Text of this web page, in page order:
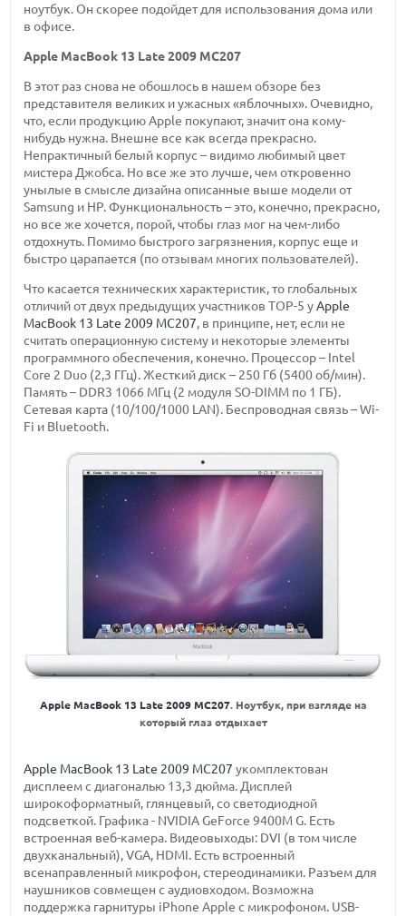
ноутбук. Он скорее подойдет для использования дома или
в офисе.
Apple MacBook 13 Late 2009 MC207
В этот раз снова не обошлось в нашем обзоре без
представителя великих и ужасных «яблочных». Очевидно,
что, если продукцию Apple покупают, значит она кому-
нибудь нужна. Внешне все как всегда прекрасно.
Непрактичный белый корпус – видимо любимый цвет
мистера Джобса. Но все же это лучше, чем откровенно
унылые в смысле дизайна описанные выше модели от
Samsung и HP. Функциональность – это, конечно, прекрасно,
но все же хочется, порой, чтобы глаз мог на чем-либо
отдохнуть. Помимо быстрого загрязнения, корпус еще и
быстро царапается (по отзывам многих пользователей).
Что касается технических характеристик, то глобальных
отличий от двух предыдущих участников ТОР-5 уApple
MacBook 13 Late 2009 MC207, в принципе, нет, если не
считать операционную систему и некоторые элементы
программного обеспечения, конечно. Процессор – Intel
Core 2 Duo (2,3 ГГц). Жесткий диск – 250 Гб (5400 об/мин).
Память – DDR3 1066 МГц (2 модуля SO-DIMM по 1 ГБ).
Сетевая карта (10/100/1000 LAN). Беспроводная связь – Wi-
Fi и Bluetooth.
Apple MacBook 13 Late 2009 MC207. Ноутбук, при взгляде на
который глаз отдыхает
Apple MacBook 13 Late 2009 MC207 укомплектован
дисплеем с диагональю 13,3 дюйма. Дисплей
широкоформатный, глянцевый, со светодиодной
подсветкой. Графика - NVIDIA GeForce 9400M G. Есть
встроенная веб-камера. Видеовыходы: DVI (в том числе
двухканальный), VGA, HDMI. Есть встроенный
всенаправленный микрофон, стереодинамики. Разъем для
наушников совмещен с аудиовходом. Возможна
поддержка гарнитуры iPhone Apple с микрофоном. USB-